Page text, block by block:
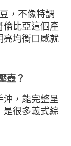
，不像特調
倫比亞這個產
亮均衡口感就
壺？
沖，能完整呈
是很多義式綜